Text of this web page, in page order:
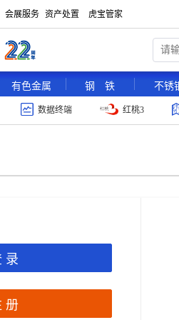
会展服务 资产处置 虎宝管家
有色金属 钢 铁 不锈
数据终端 红桃3